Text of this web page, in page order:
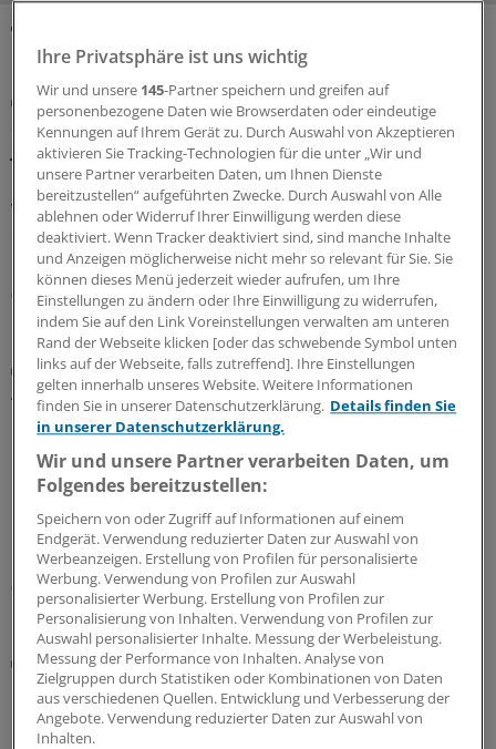
MEHR ZUM THEMA
GKV-Spargesetz
Sparliste der KBV: So hoch könnten die Verluste
jeder Praxis sein
Die Kassenärztliche Bundesvereinigung hat eine Liste
vorgelegt, in der sie die möglichen finanziellen Folgen
des GKV-Spargesetzes pro Ärztin bzw. Arzt auflistet. Die
Unterschiede zwischen Haus- und Fachärzten sind groß.
05.08.2026
Zentrale Änderungen im Überblick
Aktualisierter GOÄ-Entwurf: Neue Leistungen,
Umbewertungen und Bürokratieabbau
Bundesärztekammer und PKV-Verband haben dem
Bundesgesundheitsministerium den Entwurf einer
GOÄneu vorgelegt. Er nimmt innovative medizinische
Leistungen auf – und bewertet einige andere um. Ein
Überblick mit Beispielen dazu, was sich ändern soll.
05.08.2026
Sommerinterview
CDU-Politikerin Simone Borchardt:
Primärversorgung bedeutet bessere
Koordination!
Ihre Privatsphäre ist uns wichtig
Wir und unsere 145-Partner speichern und greifen auf
personenbezogene Daten wie Browserdaten oder eindeutige
Kennungen auf Ihrem Gerät zu. Durch Auswahl von Akzeptieren
aktivieren Sie Tracking-Technologien für die unter „Wir und
unsere Partner verarbeiten Daten, um Ihnen Dienste
bereitzustellen“ aufgeführten Zwecke. Durch Auswahl von Alle
ablehnen oder Widerruf Ihrer Einwilligung werden diese
deaktiviert. Wenn Tracker deaktiviert sind, sind manche Inhalte
und Anzeigen möglicherweise nicht mehr so relevant für Sie. Sie
können dieses Menü jederzeit wieder aufrufen, um Ihre
Einstellungen zu ändern oder Ihre Einwilligung zu widerrufen,
indem Sie auf den Link Voreinstellungen verwalten am unteren
Rand der Webseite klicken [oder das schwebende Symbol unten
links auf der Webseite, falls zutreffend]. Ihre Einstellungen
gelten innerhalb unseres Website. Weitere Informationen
finden Sie in unserer Datenschutzerklärung. Details finden Sie
in unserer Datenschutzerklärung.
Wir und unsere Partner verarbeiten Daten, um
Folgendes bereitzustellen:
Speichern von oder Zugriff auf Informationen auf einem
Endgerät. Verwendung reduzierter Daten zur Auswahl von
Werbeanzeigen. Erstellung von Profilen für personalisierte
Werbung. Verwendung von Profilen zur Auswahl
personalisierter Werbung. Erstellung von Profilen zur
Personalisierung von Inhalten. Verwendung von Profilen zur
Auswahl personalisierter Inhalte. Messung der Werbeleistung.
Messung der Performance von Inhalten. Analyse von
Zielgruppen durch Statistiken oder Kombinationen von Daten
aus verschiedenen Quellen. Entwicklung und Verbesserung der
Angebote. Verwendung reduzierter Daten zur Auswahl von
Inhalten.